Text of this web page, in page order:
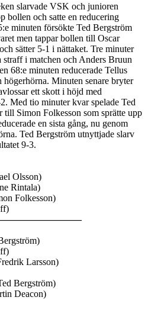
slarvade VSK och junioren
bollen och satte en reducering
minuten försökte Ted Bergström
men tappar bollen till Oscar
sätter 5-1 i nättaket. Tre minuter
i matchen och Anders Bruun
68:e minuten reducerade Tellus
Minuten senare bryter
ett skott i höjd med
Med tio minuter kvar spelade Ted
Simon Folkesson som sprätte upp
en sista gång, nu genom
Ted Bergström utnyttjade slarv
9-3.
Olsson)
Rintala)
Folkesson)
Larsson)
Bergström)
Deacon)